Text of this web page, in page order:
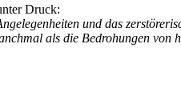
Druck:
und das
als die Bedrohungen von